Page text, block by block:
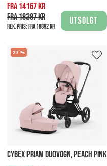
Fra 14167 kr
Fra 18387 kr
Rek. pris: Fra 18892 kr
Utsolgt
27
CYBEX PRIAM DUOVOGN, PEACH PINK